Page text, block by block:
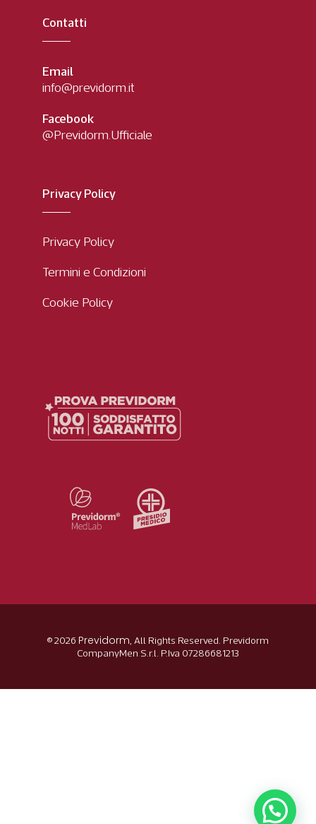
Contatti
Email
info@previdorm.it
Facebook
@Previdorm.Ufficiale
Privacy Policy
Privacy Policy
Termini e Condizioni
Cookie Policy
© 2026 Previdorm , All Rights Reserved. Previdorm
CompanyMen S.r.l. P.Iva 07286681213